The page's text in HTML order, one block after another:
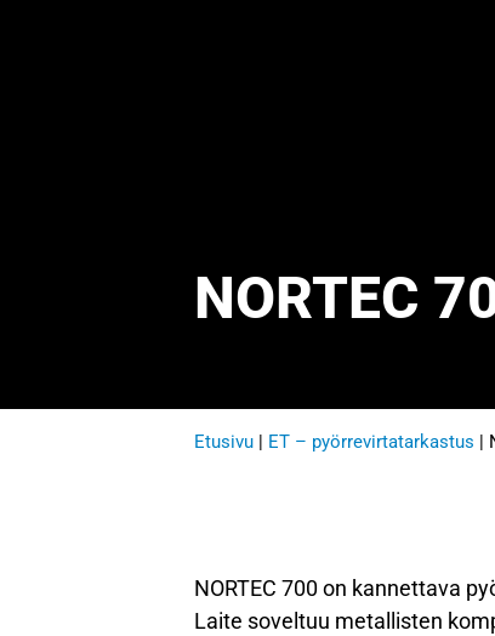
NORTEC
Etusivu | ET – pyörrevirtatarkastus |
NORTEC 700 on kannettava
Laite soveltuu metallisten